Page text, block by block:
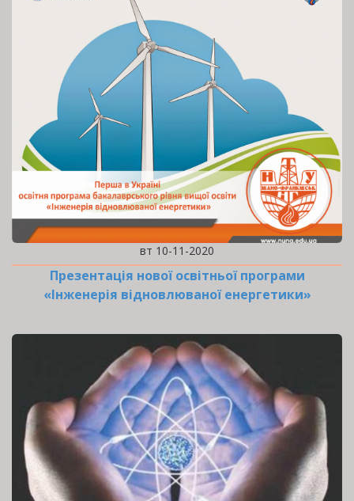
вт 10-11-2020
Презентація нової освітньої програми
«Інженерія відновлюваної енергетики»